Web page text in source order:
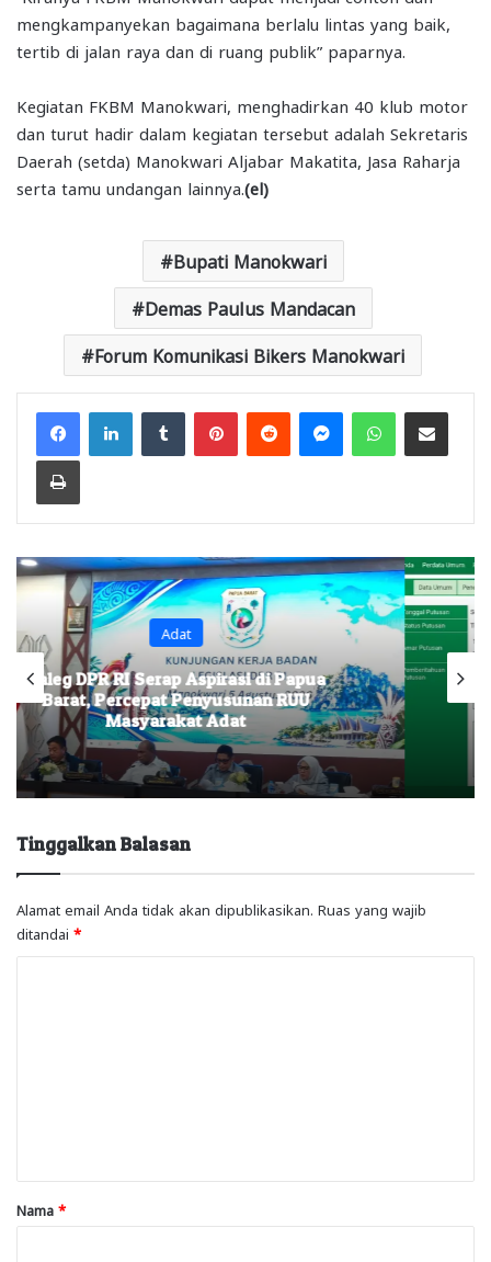
mengkampanyekan bagaimana berlalu lintas yang baik,
tertib di jalan raya dan di ruang publik” paparnya.
Kegiatan FKBM Manokwari, menghadirkan 40 klub motor
dan turut hadir dalam kegiatan tersebut adalah Sekretaris
Daerah (setda) Manokwari Aljabar Makatita, Jasa Raharja
serta tamu undangan lainnya. (el)
Bupati Manokwari
Demas Paulus Mandacan
Forum Komunikasi Bikers Manokwari
FacebookLinkedInTumblr PinterestReddit MessengerWhatsAppShare via Email
Print
Headline
Praperadilan eks Ketua BKMT PB, Fitri
Arniati Kandas, Hakim Nyatakan ‘Tidak
Dapat Diterima’
Tinggalkan Balasan
Alamat email Anda tidak akan dipublikasikan. Ruas yang wajib
ditandai *
rNama *